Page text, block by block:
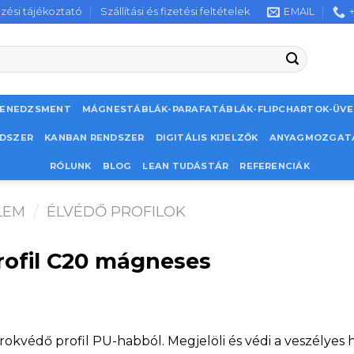
tájékoztató Szállítási és fizetési feltételek EMAIL
MÁGNESTÁBLÁK-PARAFATÁBLÁK-FLIPCHARTOK-
KANBAN RENDSZER DIGITÁLIS KIJELZŐK
RÓLUNK BLOG LEAN TUDÁSTÁR REFERENCIÁK
/ ÉLVÉDŐ PROFILOK
C20 mágneses
profil PU-habból. Megjelöli és védi a veszélyes